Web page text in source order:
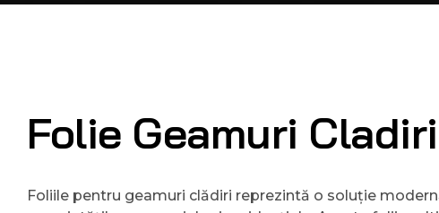
Folie Geamuri Cladiri
Foliile pentru geamuri clădiri reprezintă o soluție